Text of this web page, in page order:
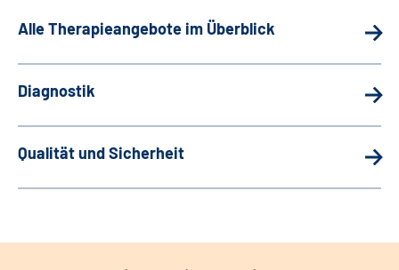
Alle Therapieangebote im Überblick
Diagnostik
Qualität und Sicherheit